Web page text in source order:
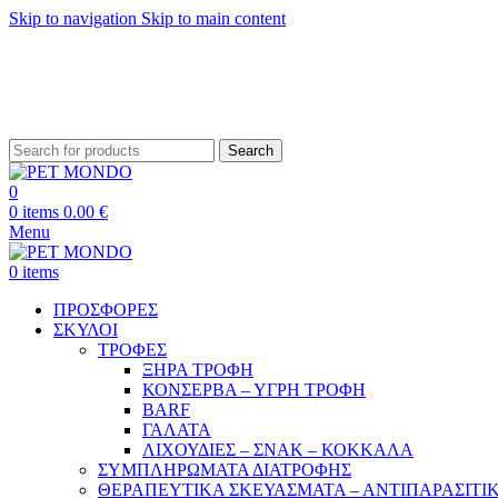
Skip to navigation Skip to main content
Search
0
0 items 0.00 €
Menu
0 items
ΠΡΟΣΦΟΡΕΣ
ΣΚΥΛΟΙ
ΤΡΟΦΕΣ
ΞΗΡΑ ΤΡΟΦΗ
ΚΟΝΣΕΡΒΑ – ΥΓΡΗ ΤΡΟΦΗ
BARF
ΓΑΛΑΤΑ
ΛΙΧΟΥΔΙΕΣ – ΣΝΑΚ – ΚΟΚΚΑΛΑ
ΣΥΜΠΛΗΡΩΜΑΤΑ ΔΙΑΤΡΟΦΗΣ
ΘΕΡΑΠΕΥΤΙΚΑ ΣΚΕΥΑΣΜΑΤΑ –